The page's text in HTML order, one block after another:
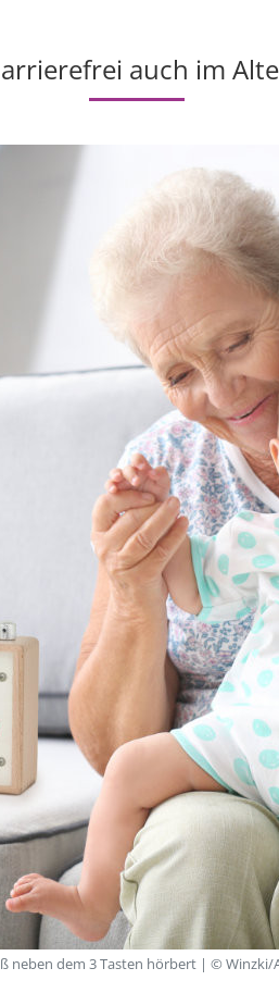
auch im
neben dem 3 Tasten hörbert | © Winzki/